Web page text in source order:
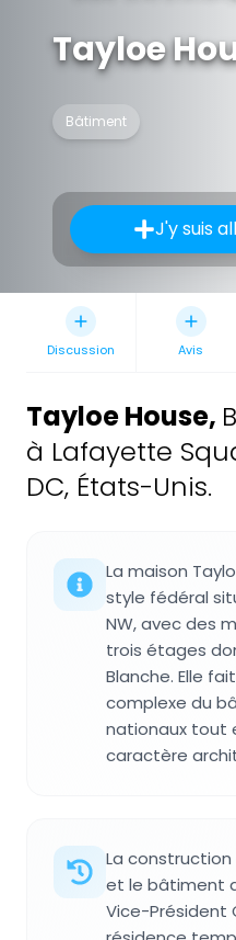
Tayloe
Bâtiment
J'y suis
Discussion Avis
Tayloe House,
à Lafayette
DC, États-Unis.
La maison
style fédéral
NW, avec des
trois étages
Blanche. Elle
complexe du
nationaux tout
caractère
La construction
et le bâtiment
Vice-Président